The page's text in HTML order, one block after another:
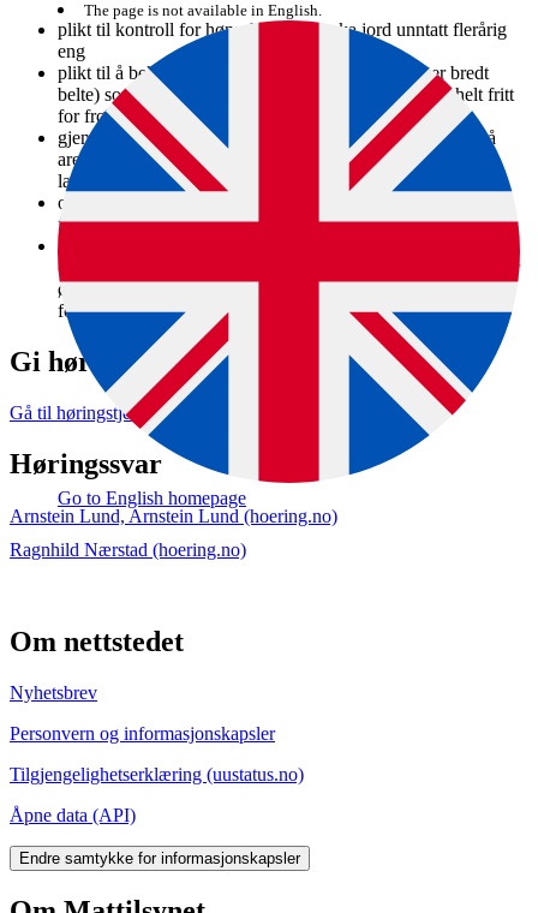
The page is not available in English.
Go to English homepage
plikt til kontroll for hønsehirse på dyrka jord unntatt flerårig
eng
plikt til å bekjempe hønsehirse på areal (et 10 meter bredt
belte) som grenser mot dyrka mark på naboeiendom helt fritt
for frøbærende hønsehirseplanter
gjensidig opplysningsplikt om forekomst av hønsehirse på
arealer ved bruk av samme maskiner og utstyr på flere
landbrukseiendommer
opplysningsplikt ved omsetning av halm fra arealer med
forekomst av hønsehirse
korn, erter og frø som skal brukes til fôr skal før omsetning
enten være så fint malt at spireevnen i eventuell hønsehirse er
ødelagt, eller være prøvetatt og ved analyse funnet å være fri
for hønsehirsefrø
Gi høringsuttalelse
Gå til høringstjenesten og gi uttalelse (hoering.no)
Høringssvar
Arnstein Lund, Arnstein Lund (hoering.no)
Ragnhild Nærstad (hoering.no)
Om nettstedet
Nyhetsbrev
Personvern og informasjonskapsler
Tilgjengelighetserklæring (uustatus.no)
Åpne data (API)
Endre samtykke for informasjonskapsler